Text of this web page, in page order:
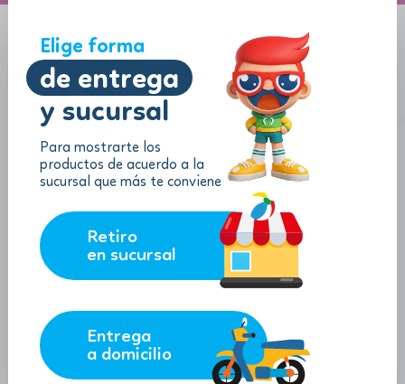
Elige forma
de entrega
y sucursal
Para mostrarte los
productos de acuerdo a la
sucursal que más te conviene
Retiro
en sucursal
Entrega
a domicilio